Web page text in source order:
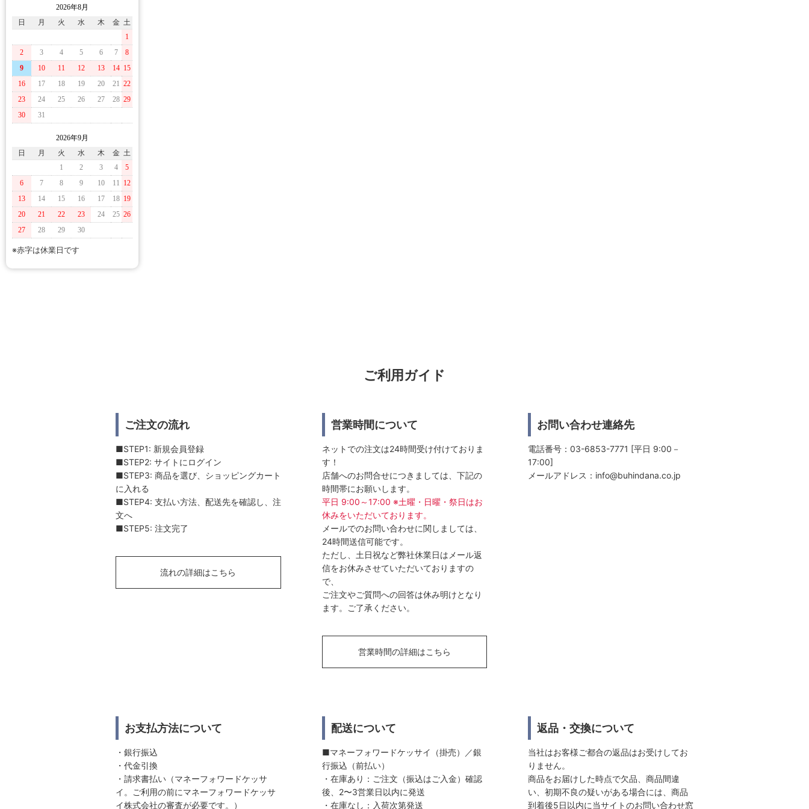
2026年8月
日
月 火 水 木 金 土
1
2
3 4 5 6 7
8
9
10 11 12 13 14 15
16
17 18 19 20 21 22
23
24 25 26 27 28 29
30
31
2026年9月
日
月 火 水 木 金 土
1
2 3 4
5
6
7 8 9 10 11 12
13
14 15 16 17 18 19
20
21 22 23 24 25 26
27
28 29 30
※赤字は休業日です
ご利用ガイド
ご注文の流れ
■STEP1: 新規会員登録
■STEP2: サイトにログイン
■STEP3: 商品を選び、ショッピングカート
に入れる
■STEP4: 支払い方法、配送先を確認し、注
文へ
■STEP5: 注文完了
流れの詳細はこちら
営業時間について
ネットでの注文は24時間受け付けておりま
す！
店舗へのお問合せにつきましては、下記の
時間帯にお願いします。
平日 9:00～17:00 ※土曜・日曜・祭日はお
休みをいただいております。
メールでのお問い合わせに関しましては、
24時間送信可能です。
ただし、土日祝など弊社休業日はメール返
信をお休みさせていただいておりますの
で、
ご注文やご質問への回答は休み明けとなり
ます。ご了承ください。
営業時間の詳細はこちら
お問い合わせ連絡先
電話番号：03-6853-7771 [平日 9:00－
17:00]
メールアドレス： info@buhindana.co.jp
お支払方法について
・銀行振込
・代金引換
・請求書払い（マネーフォワードケッサ
イ。ご利用の前にマネーフォワードケッサ
イ株式会社の審査が必要です。）
配送について
■マネーフォワードケッサイ（掛売）／銀
行振込（前払い）
・在庫あり：ご注文（振込はご入金）確認
後、2〜3営業日以内に発送
・在庫なし：入荷次第発送
返品・交換について
当社はお客様ご都合の返品はお受けしてお
りません。
商品をお届けした時点で欠品、商品間違
い、初期不良の疑いがある場合には、商品
到着後5日以内に当サイトのお問い合わせ窓